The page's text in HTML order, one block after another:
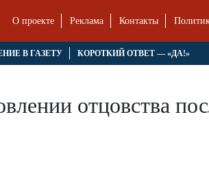
О проекте Реклама Контакты
В ГАЗЕТУ КОРОТКИЙ ОТВЕТ — «ДА!»
отцовства